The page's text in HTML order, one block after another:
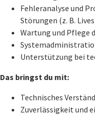
Fehleranalyse und
Störungen (z. B.
Wartung und Pflege
Unterstützung bei
Das bringst du mit:
Technisches
Zuverlässigkeit und